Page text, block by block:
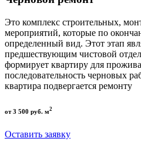
Это комплекс строительных,
мероприятий, которые по
определенный вид. Этот этап
предшествующим чистовой
формирует квартиру для
последовательность черновых
квартира подвергается ремонту
от 3 500 руб. м2
Оставить заявку